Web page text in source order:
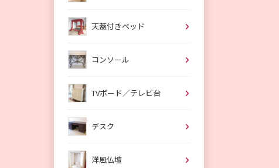
天蓋付きベッド
コンソール
TVボード／テレビ台
デスク
洋風仏壇